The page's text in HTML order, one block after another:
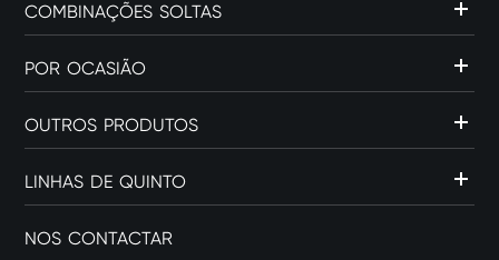
COMBINAÇÕES SOLTAS
POR OCASIÃO
OUTROS PRODUTOS
LINHAS DE QUINTO
NOS CONTACTAR